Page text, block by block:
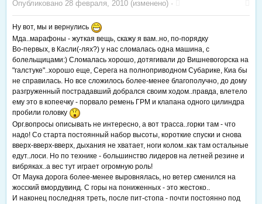
Опубликовано 28 февраля, 2010 (изменено) ·
Ну вот, мы и вернулись
Мда..марафоны - жуткая вещь, скажу я вам..но, по-порядку
Во-первых, в Касли(-лях?) у нас сломалась одна машина, с
болельщицами:) Сломалась хорошо, дотягивали до Вишневогорска на
"галстуке"..хорошо еще, Серега на полноприводном Субарике, Киа бы
не справилась. Но все сложилось более-менее благополучно, до дому
разгруженный пострадавший добрался своим ходом..правда, влетело
ему это в копеечку - порвало ремень ГРМ и клапана одного цилиндра
пробили головку
Орг.вопросы описывать не интересно, а вот трасса..горки там - что
надо! Со старта постоянный набор высоты, короткие спуски и снова
вверх-вверх-вверх, дыхания не хватает, ноги колом..как там остальные
едут..лоси. Но по технике - большинство лидеров на летней резине и
вибряках..а вес тут играет огромную роль!
От Маука дорога более-менее выровнялась, но ветер сменился на
жосский вмордувинд. С горы на пониженных - это жестоко..
И наконец последняя треть, после пит-стопа - почти постоянно под